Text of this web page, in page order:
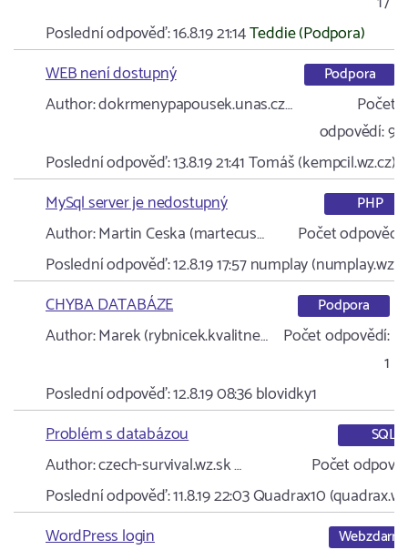
Poslední odpověď:16.8.19 21:14Teddie (Podpora)
WEB není dostupný
Podpora
Author:dokrmenypapousek.unas.cz…
Počet
odpovědí:9
Poslední odpověď:13.8.19 21:41Tomáš (kempcil.wz.cz)
MySql server je nedostupný
PHP
Author:Martin Ceska (martecus… Počet odpovědí:
Poslední odpověď:12.8.19 17:57numplay
CHYBA DATABÁZE
Podpora
Author:Marek (rybnicek.kvalitne…
Počet odpovědí:
1
Poslední odpověď:12.8.19 08:36blovidky1
Problém s databázou
SQL
Author:czech-survival.wz.sk …
Počet
Poslední odpověď:11.8.19 22:03Quadrax10
WordPress login